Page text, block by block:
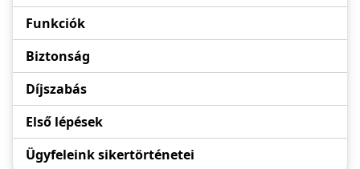
Funkciók
Biztonság
Díjszabás
Első lépések
Ügyfeleink sikertörténetei